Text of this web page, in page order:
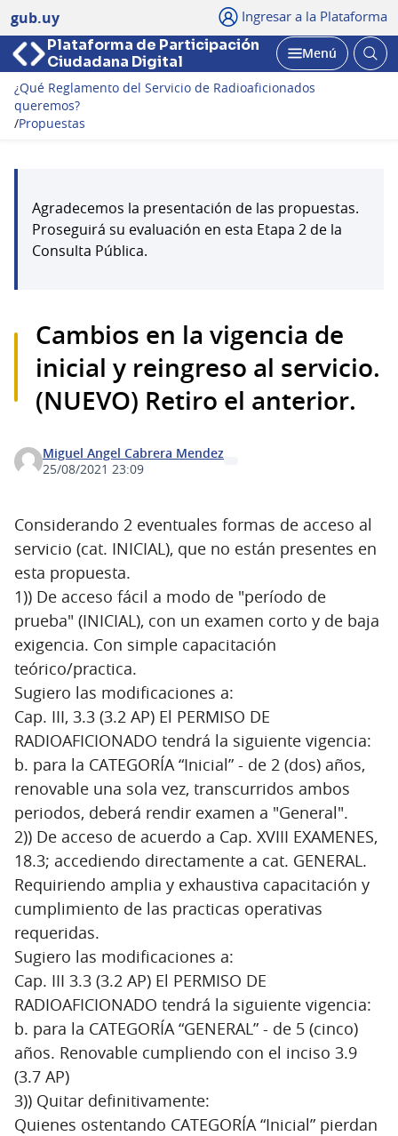
gub.uy Ingresar a la Plataforma
Plataforma de Participación
Ciudadana Digital
Abrir
Menú
¿Qué Reglamento del Servicio de Radioaficionados
queremos?
/Propuestas
Agradecemos la presentación de las propuestas.
Proseguirá su evaluación en esta Etapa 2 de la
Consulta Pública.
Cambios en la vigencia de
inicial y reingreso al servicio.
(NUEVO) Retiro el anterior.
Miguel Angel Cabrera Mendez
25/08/2021 23:09
Considerando 2 eventuales formas de acceso al
servicio (cat. INICIAL), que no están presentes en
esta propuesta.
1)) De acceso fácil a modo de "período de
prueba" (INICIAL), con un examen corto y de baja
exigencia. Con simple capacitación
teórico/practica.
Sugiero las modificaciones a:
Cap. III, 3.3 (3.2 AP) El PERMISO DE
RADIOAFICIONADO tendrá la siguiente vigencia:
b. para la CATEGORÍA “Inicial” - de 2 (dos) años,
renovable una sola vez, transcurridos ambos
periodos, deberá rendir examen a "General".
2)) De acceso de acuerdo a Cap. XVIII EXAMENES,
18.3; accediendo directamente a cat. GENERAL.
Requiriendo amplia y exhaustiva capacitación y
cumplimiento de las practicas operativas
requeridas.
Sugiero las modificaciones a:
Cap. III 3.3 (3.2 AP) El PERMISO DE
RADIOAFICIONADO tendrá la siguiente vigencia:
b. para la CATEGORÍA “GENERAL” - de 5 (cinco)
años. Renovable cumpliendo con el inciso 3.9
(3.7 AP)
3)) Quitar definitivamente:
Quienes ostentando CATEGORÍA “Inicial” pierdan